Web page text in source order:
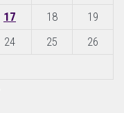
17 18
19
24 25
26